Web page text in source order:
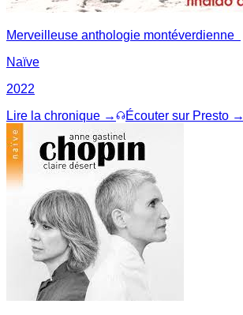
Merveilleuse anthologie montéverdienne
Naïve
2022
Lire la chronique →
Écouter sur Presto →